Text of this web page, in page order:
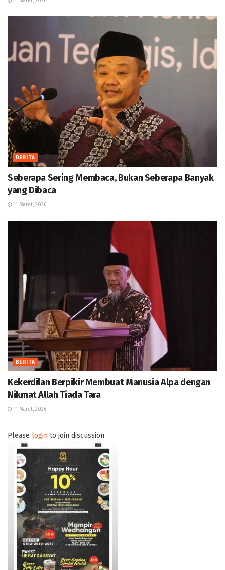
BERITA
Seberapa Sering Membaca, Bukan Seberapa Banyak
yang Dibaca
11 Maret, 2026
BERITA
Kekerdilan Berpikir Membuat Manusia Alpa dengan
Nikmat Allah Tiada Tara
11 Maret, 2026
Please login to join discussion